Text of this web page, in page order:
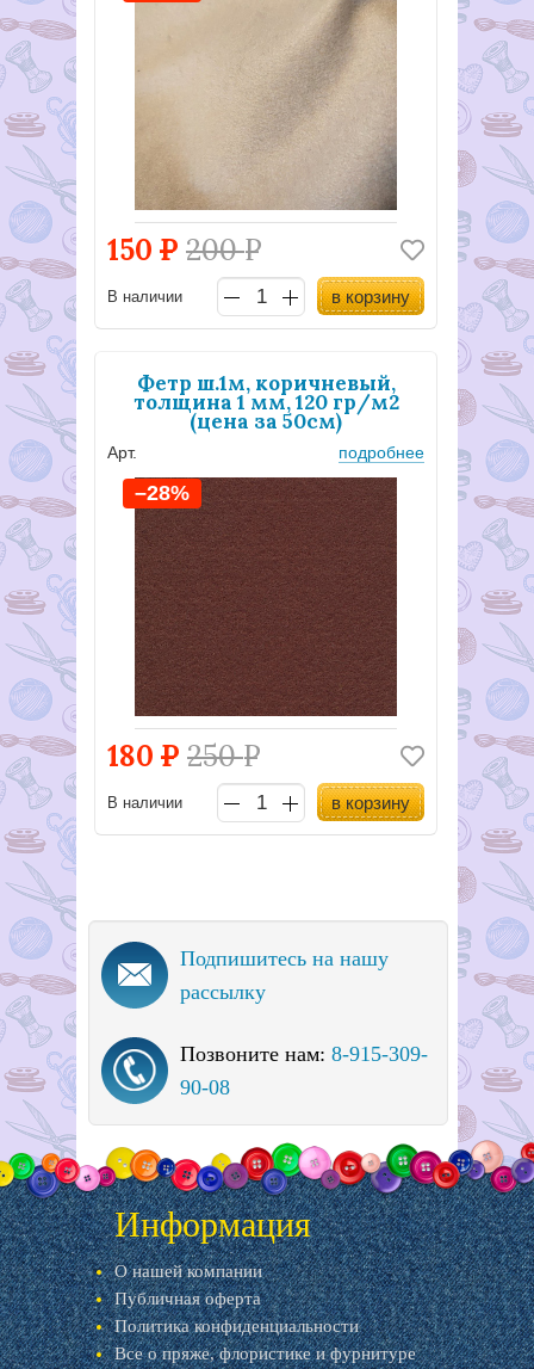
150 Р 200Р
В наличии в корзину
Фетр ш.1м, коричневый,
толщина 1 мм, 120 гр/м2
(цена за 50см)
Арт. подробнее
180 Р 250Р
–28%
В наличии в корзину
Подпишитесь на нашу
рассылку
Позвоните нам: 8-915-309-
90-08
Информация
О нашей компании
Публичная оферта
Политика конфиденциальности
Все о пряже, флористике и фурнитуре